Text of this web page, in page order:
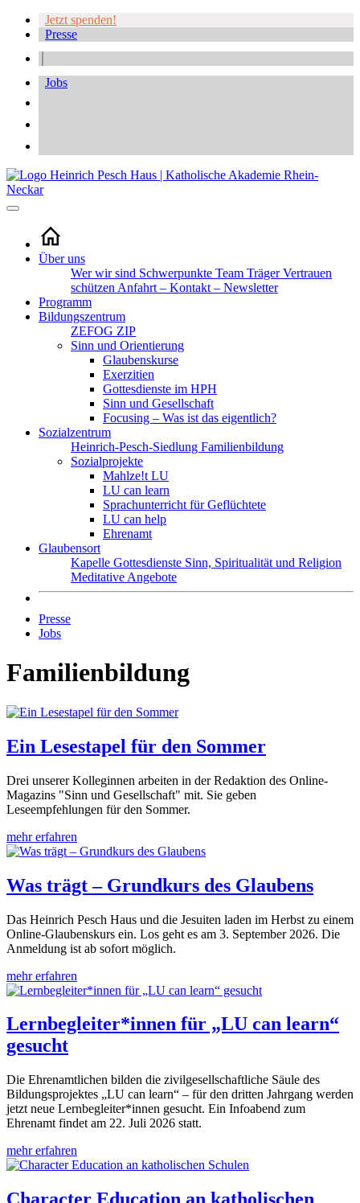
Jetzt spenden!
Presse
Jobs
Über uns
Wer wir sind Schwerpunkte Team TrägerVertrauen
schützen Anfahrt – Kontakt – Newsletter
Programm
Bildungszentrum
ZEFOG ZIP
Sinn und Orientierung
Glaubenskurse
Exerzitien
Gottesdienste im HPH
Sinn und Gesellschaft
Focusing – Was ist das eigentlich?
Sozialzentrum
Heinrich-Pesch-Siedlung Familienbildung
Sozialprojekte
Mahlze!t LU
LU can learn
Sprachunterricht für Geflüchtete
LU can help
Ehrenamt
Glaubensort
Kapelle Gottesdienste Sinn, Spiritualität und Religion
Meditative Angebote
Presse
Jobs
Familienbildung
Ein Lesestapel für den Sommer
Drei unserer Kolleginnen arbeiten in der Redaktion des Online-
Magazins "Sinn und Gesellschaft" mit. Sie geben
Leseempfehlungen für den Sommer.
mehr erfahren
Was trägt – Grundkurs des Glaubens
Das Heinrich Pesch Haus und die Jesuiten laden im Herbst zu einem
Online-Glaubenskurs ein. Los geht es am 3. September 2026. Die
Anmeldung ist ab sofort möglich.
mehr erfahren
Lernbegleiter*innen für „LU can learn“
gesucht
Die Ehrenamtlichen bilden die zivilgesellschaftliche Säule des
Bildungsprojektes „LU can learn“ – für den dritten Jahrgang werden
jetzt neue Lernbegleiter*innen gesucht. Ein Infoabend zum
Ehrenamt findet am 22. Juli 2026 statt.
mehr erfahren